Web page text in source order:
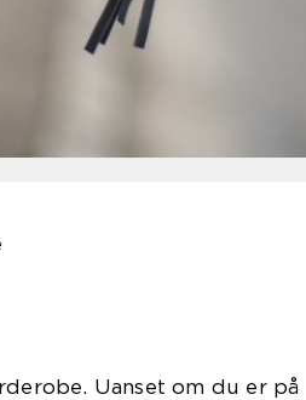
Uanset om du er på